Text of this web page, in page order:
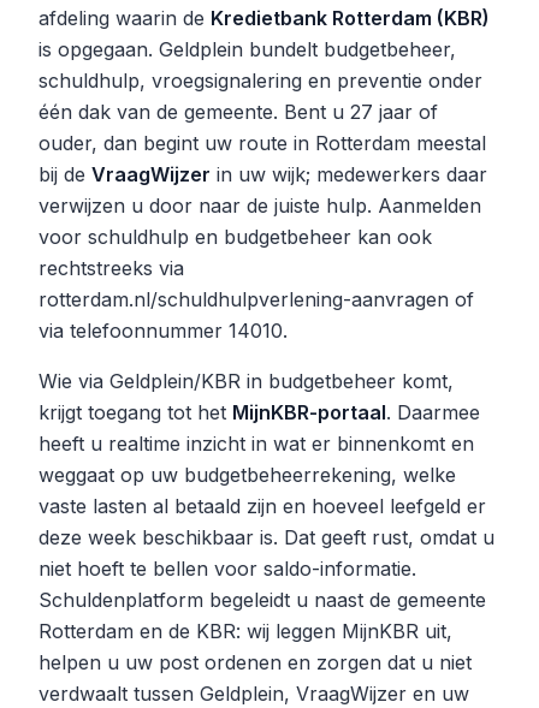
afdeling waarin de Kredietbank Rotterdam (KBR)
is opgegaan. Geldplein bundelt budgetbeheer,
schuldhulp, vroegsignalering en preventie onder
één dak van de gemeente. Bent u 27 jaar of
ouder, dan begint uw route in Rotterdam meestal
bij de VraagWijzer in uw wijk; medewerkers daar
verwijzen u door naar de juiste hulp. Aanmelden
voor schuldhulp en budgetbeheer kan ook
rechtstreeks via
rotterdam.nl/schuldhulpverlening-aanvragen of
via telefoonnummer 14010.
Wie via Geldplein/KBR in budgetbeheer komt,
krijgt toegang tot het MijnKBR-portaal. Daarmee
heeft u realtime inzicht in wat er binnenkomt en
weggaat op uw budgetbeheerrekening, welke
vaste lasten al betaald zijn en hoeveel leefgeld er
deze week beschikbaar is. Dat geeft rust, omdat u
niet hoeft te bellen voor saldo-informatie.
Schuldenplatform begeleidt u naast de gemeente
Rotterdam en de KBR: wij leggen MijnKBR uit,
helpen u uw post ordenen en zorgen dat u niet
verdwaalt tussen Geldplein, VraagWijzer en uw